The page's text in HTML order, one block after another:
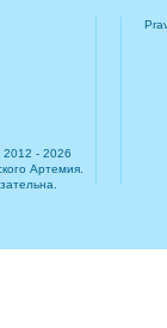
2012 - 2026
Артемия.